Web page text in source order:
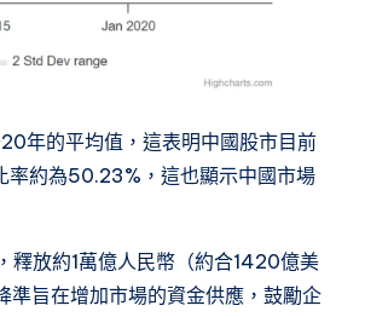
年的平均值，這表明中國股市目前
率約為50.23%，這也顯示中國市場
放約1萬億人民幣（約合1420億美
旨在增加市場的資金供應，鼓勵企